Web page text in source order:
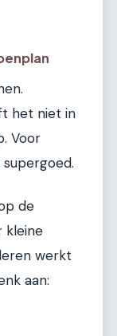
het niet in
Voor
de
kleine
werkt
aan: